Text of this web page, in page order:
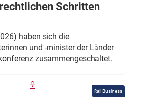
Schritten
haben sich die
und -minister der Länder
zusammengeschaltet.
Rail Business